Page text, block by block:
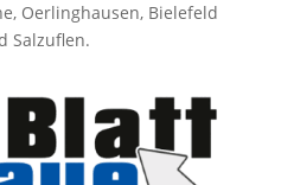
Oerlinghausen, Bielefeld
Salzuflen.